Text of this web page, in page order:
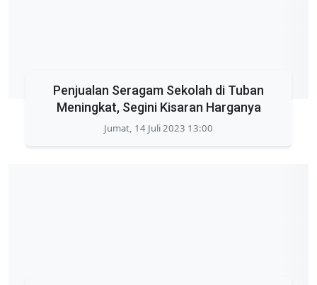
Penjualan Seragam Sekolah di Tuban
Meningkat, Segini Kisaran Harganya
Jumat, 14 Juli 2023 13:00